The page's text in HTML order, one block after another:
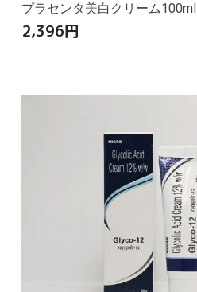
プラセンタ美白クリーム100ml
2,396円